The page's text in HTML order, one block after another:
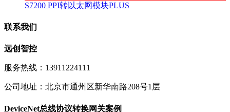
S7200 PPI转以太网模块PLUS
联系我们
远创智控
服务热线：13911224111
公司地址：北京市通州区新华南路208号1层
DeviceNet总线协议转换网关案例